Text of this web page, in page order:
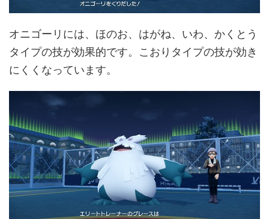
オニゴーリには、ほのお、はがね、いわ、かくとう
タイプの技が効果的です。こおりタイプの技が効き
にくくなっています。